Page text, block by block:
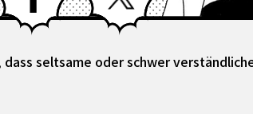
seltsame oder schwer